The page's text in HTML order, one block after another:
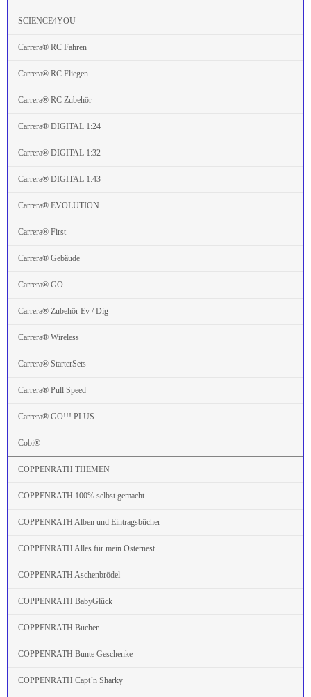
SCIENCE4YOU
Carrera® RC Fahren
Carrera® RC Fliegen
Carrera® RC Zubehör
Carrera® DIGITAL 1:24
Carrera® DIGITAL 1:32
Carrera® DIGITAL 1:43
Carrera® EVOLUTION
Carrera® First
Carrera® Gebäude
Carrera® GO
Carrera® Zubehör Ev / Dig
Carrera® Wireless
Carrera® StarterSets
Carrera® Pull Speed
Carrera® GO!!! PLUS
Cobi®
COPPENRATH THEMEN
COPPENRATH 100% selbst gemacht
COPPENRATH Alben und Eintragsbücher
COPPENRATH Alles für mein Osternest
COPPENRATH Aschenbrödel
COPPENRATH BabyGlück
COPPENRATH Bücher
COPPENRATH Bunte Geschenke
COPPENRATH Capt´n Sharky